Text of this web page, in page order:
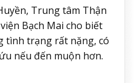
Trung tâm Thận
Bạch Mai cho biết
tình trạng rất nặng, có
nếu đến muộn hơn.